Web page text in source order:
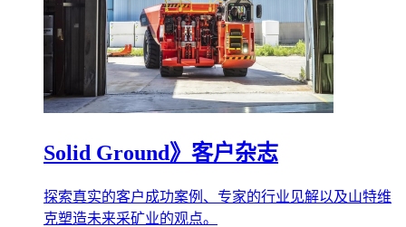
Solid Ground》客户杂志
探索真实的客户成功案例、专家的行业见解以及山特维
克塑造未来采矿业的观点。